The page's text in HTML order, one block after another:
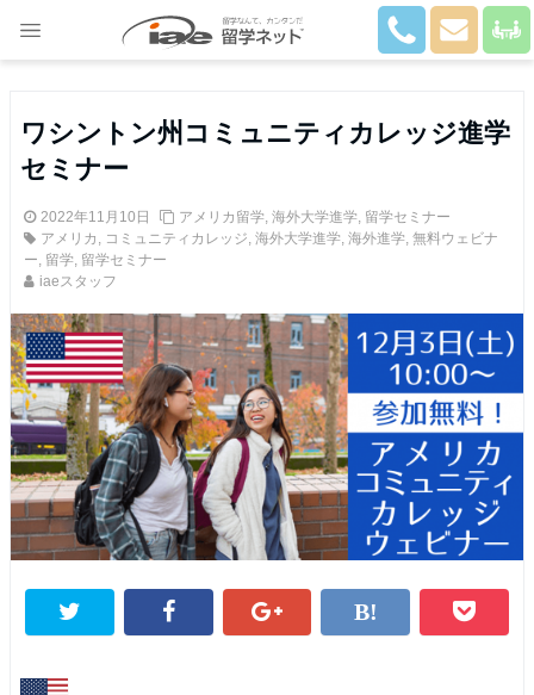
ワシントン州コミュニティカレッジ進学
セミナー
2022年11月10日 アメリカ留学, 海外大学進学, 留学セミナー
アメリカ , コミュニティカレッジ, 海外大学進学, 海外進学, 無料ウェビナ
ー, 留学, 留学セミナー
iaeスタッフ